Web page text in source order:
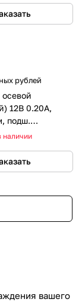
рублей
осевой
12В 0.20А,
подш.
Xinyujie
наличии
вашего